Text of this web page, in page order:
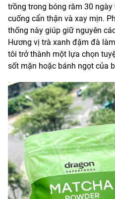
trồng trong bóng râm 30
cuống cẩn thận và xay mịn.
thống này giúp giữ nguyên
Hương vị trà xanh đậm đà
tôi trở thành một lựa chọn
sốt mặn hoặc bánh ngọt của